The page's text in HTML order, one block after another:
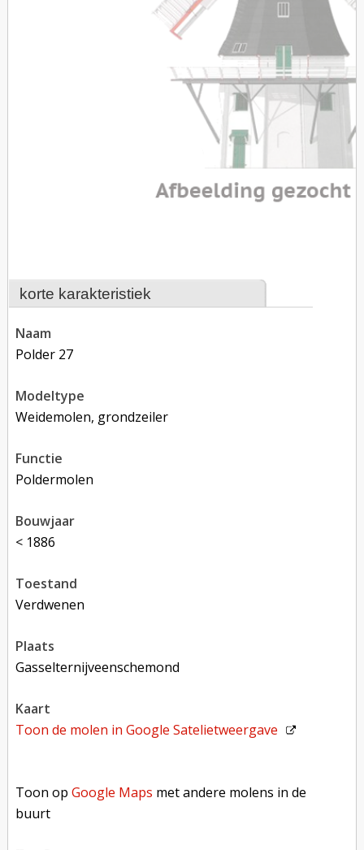
korte karakteristiek
naam
Polder 27
modeltype
Weidemolen, grondzeiler
functie
poldermolen
bouwjaar
< 1886
toestand
verdwenen
plaats
Gasselternijveenschemond
kaart
Toon de molen inGoogle Satelietweergave
Toon opGoogle Maps met andere molens in de
buurt